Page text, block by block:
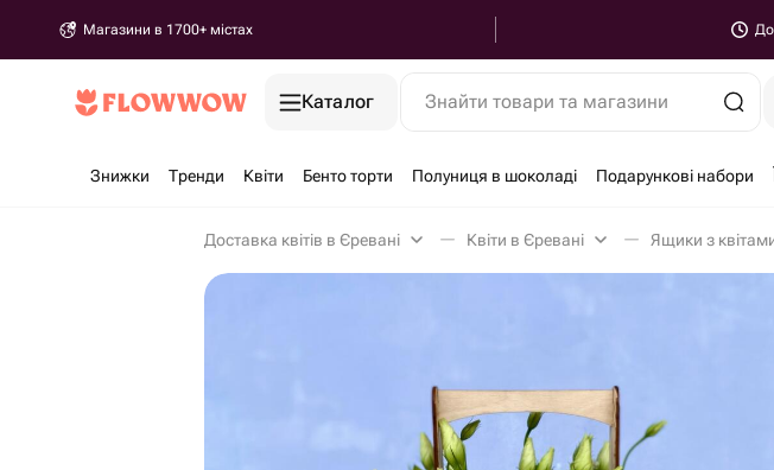
Магазини в 1700+ містах
Каталог Знайти товари та магазини
Знижки Тренди Квіти Бенто торти Полуниця в шоколаді Подарункові набори
Доставка квітів в Єревані Квіти в Єревані Ящики з